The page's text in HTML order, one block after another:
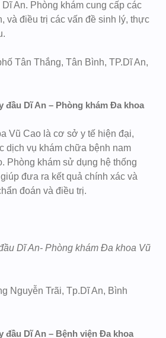
An. Phòng khám cung cấp các
và điều trị các vấn đề sinh lý, thực
Tân Thắng, Tân Bình, TP.Dĩ An,
đầu Dĩ An – Phòng khám Đa khoa
Vũ Cao là cơ sở y tế hiện đại,
dịch vụ khám chữa bệnh nam
Phòng khám sử dụng hệ thống
đưa ra kết quả chính xác và
đoán và điều trị.
Dĩ An- Phòng khám Đa khoa Vũ
Nguyễn Trãi, Tp.Dĩ An, Bình
đầu Dĩ An – Bệnh viện Đa khoa